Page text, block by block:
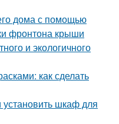
дома с помощью
фронтона крыши
и экологичного
как сделать
установить шкаф для